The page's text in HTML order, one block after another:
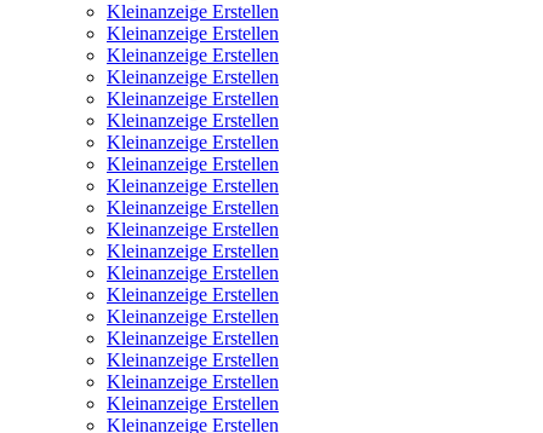
Kleinanzeige Erstellen
Kleinanzeige Erstellen
Kleinanzeige Erstellen
Kleinanzeige Erstellen
Kleinanzeige Erstellen
Kleinanzeige Erstellen
Kleinanzeige Erstellen
Kleinanzeige Erstellen
Kleinanzeige Erstellen
Kleinanzeige Erstellen
Kleinanzeige Erstellen
Kleinanzeige Erstellen
Kleinanzeige Erstellen
Kleinanzeige Erstellen
Kleinanzeige Erstellen
Kleinanzeige Erstellen
Kleinanzeige Erstellen
Kleinanzeige Erstellen
Kleinanzeige Erstellen
Kleinanzeige Erstellen